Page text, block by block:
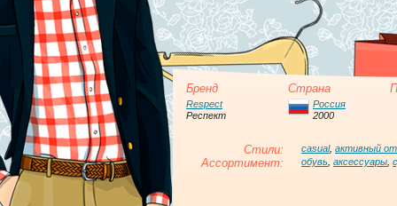
Бренд Страна
Respect
Респект
Россия
2000
Стили: casual, активный
Ассортимент: обувь аксессуары